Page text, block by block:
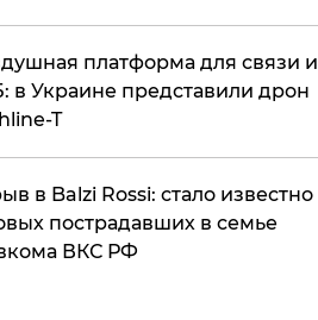
платформа для связи и
в Украине представили дрон
T
в Balzi Rossi: стало известно
пострадавших в семье
ВКС РФ